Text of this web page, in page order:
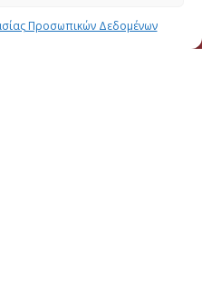
Προσωπικών Δεδομένων